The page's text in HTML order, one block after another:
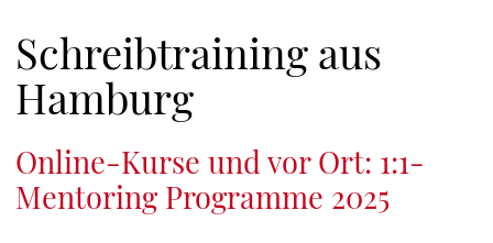
HOME
PEGGY WOLF
GEGENLESEN
Schreibtraining aus
Hamburg
Online-Kurse und vor Ort: 1:1-
Mentoring Programme 2025